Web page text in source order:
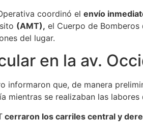
coordinó el envío
(AMT), el Cuerpo de
del lugar.
en la av.
informaron que, de manera
mientras se realizaban las
cerraron los carriles central y